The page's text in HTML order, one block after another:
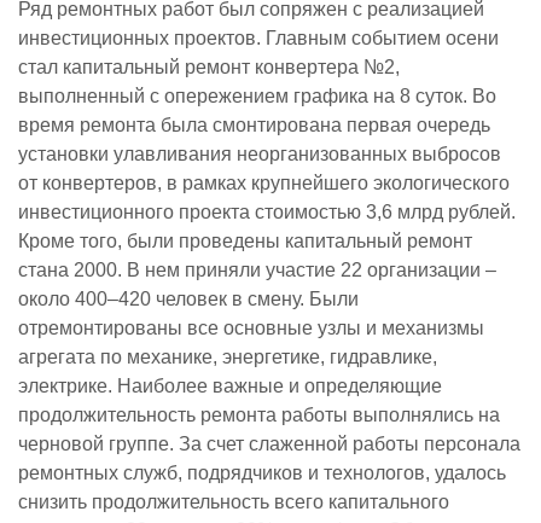
Ряд ремонтных работ был сопряжен с реализацией
инвестиционных проектов. Главным событием осени
стал капитальный ремонт конвертера №2,
выполненный с опережением графика на 8 суток. Во
время ремонта была смонтирована первая очередь
установки улавливания неорганизованных выбросов
от конвертеров, в рамках крупнейшего экологического
инвестиционного проекта стоимостью 3,6 млрд рублей.
Кроме того, были проведены капитальный ремонт
стана 2000. В нем приняли участие 22 организации –
около 400–420 человек в смену. Были
отремонтированы все основные узлы и механизмы
агрегата по механике, энергетике, гидравлике,
электрике. Наиболее важные и определяющие
продолжительность ремонта работы выполнялись на
черновой группе. За счет слаженной работы персонала
ремонтных служб, подрядчиков и технологов, удалось
снизить продолжительность всего капитального